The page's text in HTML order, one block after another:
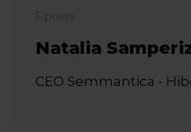
Natalia
CEO Semmantica -